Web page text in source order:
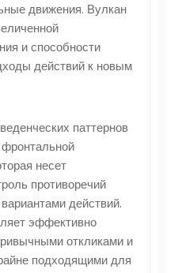
движения. Вулкан
и способности
действий к новым
паттернов
несет
противоречий
действий.
эффективно
откликами и
подходящими для